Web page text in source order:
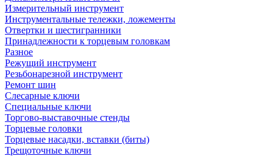
Измерительный инструмент
Инструментальные тележки, ложементы
Отвертки и шестигранники
Принадлежности к торцевым головкам
Разное
Режущий инструмент
Резьбонарезной инструмент
Ремонт шин
Слесарные ключи
Специальные ключи
Торгово-выставочные стенды
Торцевые головки
Торцевые насадки, вставки (биты)
Трещоточные ключи